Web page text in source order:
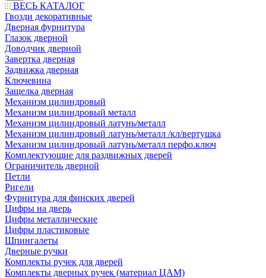
ВЕСЬ КАТАЛОГ
Гвозди декоративные
Дверная фурнитура
Глазок дверной
Доводчик дверной
Завертка дверная
Задвижка дверная
Ключевина
Защелка дверная
Механизм цилиндровый
Механизм цилиндровый металл
Механизм цилиндровый латунь/металл
Механизм цилиндровый латунь/металл /кл/вертушка
Механизм цилиндровый латунь/металл перфо.ключ
Комплектующие для раздвижных дверей
Ограничитель дверной
Петли
Ригели
Фурнитура для финских дверей
Цифры на дверь
Цифры металлические
Цифры пластиковые
Шпингалеты
Дверные ручки
Комплекты ручек для дверей
Комплекты дверных ручек (материал ЦАМ)